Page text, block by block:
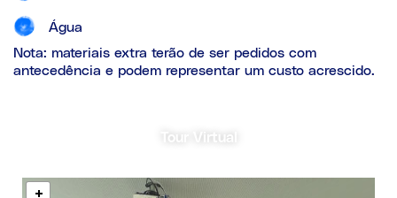
Água
Nota: materiais extra terão de ser pedidos com
antecedência e podem representar um custo acrescido.
Tour Virtual